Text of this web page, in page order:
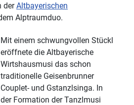
derAltbayerischen
Alptraumduo.
Mit einem schwungvollen Stückl
eröffnete die Altbayerische
Wirtshausmusi das schon
traditionelle Geisenbrunner
Couplet- und Gstanzlsinga. In
der Formation der Tanzlmusi